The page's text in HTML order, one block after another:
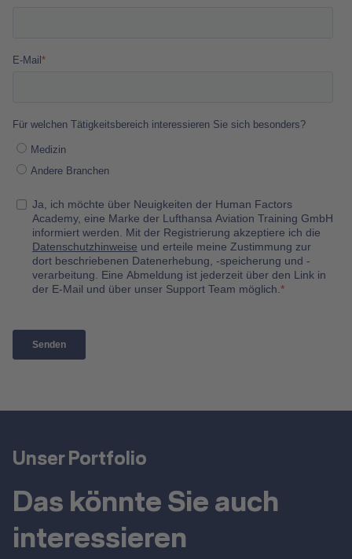
Unser Portfolio
Das könnte Sie auch
interessieren